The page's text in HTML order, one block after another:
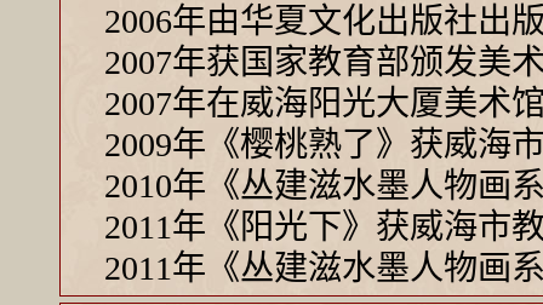
2006年由华夏文化出版社出
2007年获国家教育部颁发美
2007年在威海阳光大厦美术
2009年《樱桃熟了》获威海
2010年《丛建滋水墨人物画
2011年《阳光下》获威海市
2011年《丛建滋水墨人物画